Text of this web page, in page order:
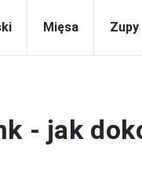
Mięsa Zupy
- jak